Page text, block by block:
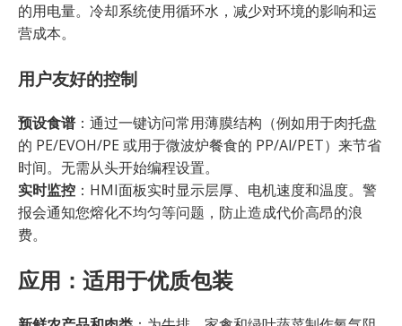
的用电量。冷却系统使用循环水，减少对环境的影响和运
营成本。
用户友好的控制
预设食谱：通过一键访问常用薄膜结构（例如用于肉托盘
的 PE/EVOH/PE 或用于微波炉餐食的 PP/Al/PET）来节省
时间。无需从头开始编程设置。
实时监控 ：HMI面板实时显示层厚、电机速度和温度。警
报会通知您熔化不均匀等问题，防止造成代价高昂的浪
费。
应用：适用于优质包装